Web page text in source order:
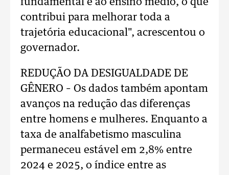
fundamental e ao ensino médio, o que
contribui para melhorar toda a
trajetória educacional", acrescentou o
governador.
REDUÇÃO DA DESIGUALDADE DE
GÊNERO – Os dados também apontam
avanços na redução das diferenças
entre homens e mulheres. Enquanto a
taxa de analfabetismo masculina
permaneceu estável em 2,8% entre
2024 e 2025, o índice entre as